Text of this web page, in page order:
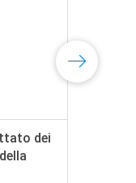
dei